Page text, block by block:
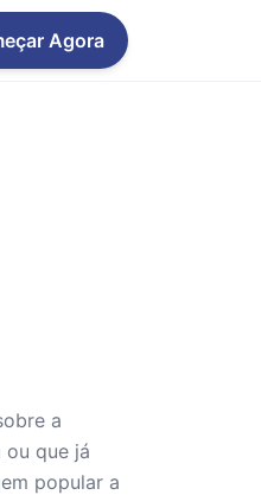
Agora
a
que já
popular a